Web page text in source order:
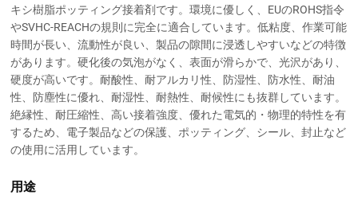
キシ樹脂ポッティング接着剤です。環境に優しく、EUのROHS指令
やSVHC-REACHの規則に完全に適合しています。低粘度、作業可能
時間が長い、流動性が良い、製品の隙間に浸透しやすいなどの特徴
があります。硬化後の気泡がなく、表面が滑らかで、光沢があり、
硬度が高いです。耐酸性、耐アルカリ性、防湿性、防水性、耐油
性、防塵性に優れ、耐湿性、耐熱性、耐候性にも抜群しています。
絶縁性、耐圧縮性、高い接着強度、優れた電気的・物理的特性を有
するため、電子製品などの保護、ポッティング、シール、封止など
の使用に活用しています。
用途